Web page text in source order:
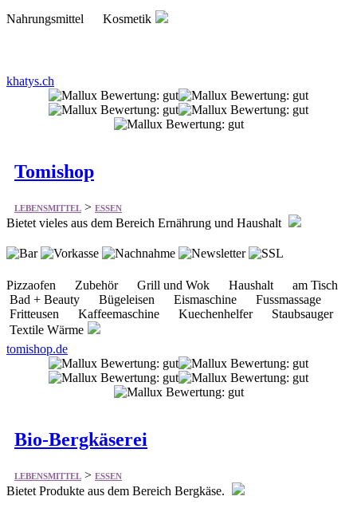
Nahrungsmittel Kosmetik
khatys.ch
Tomishop
LEBENSMITTEL > ESSEN
Bietet vieles aus dem Bereich Ernährung und Haushalt
Pizzaofen Zubehör Grill und Wok Haushalt am Tisch
Bad + Beauty Bügeleisen Eismaschine Fussmassage
Fritteusen Kaffeemaschine Kuechenhelfer Staubsauger
Textile Wärme
tomishop.de
Bio-Bergkäserei
LEBENSMITTEL > ESSEN
Bietet Produkte aus dem Bereich Bergkäse.